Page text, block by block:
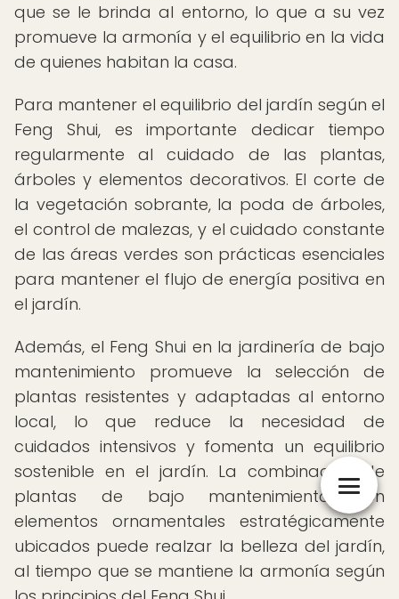
que se le brinda al entorno, lo que a su vez
promueve la armonía y el equilibrio en la vida
de quienes habitan la casa.
Para mantener el equilibrio del jardín según el
Feng Shui, es importante dedicar tiempo
regularmente al cuidado de las plantas,
árboles y elementos decorativos. El corte de
la vegetación sobrante, la poda de árboles,
el control de malezas, y el cuidado constante
de las áreas verdes son prácticas esenciales
para mantener el flujo de energía positiva en
el jardín.
Además, el Feng Shui en la jardinería de bajo
mantenimiento promueve la selección de
plantas resistentes y adaptadas al entorno
local, lo que reduce la necesidad de
cuidados intensivos y fomenta un equilibrio
sostenible en el jardín. La combinación de
plantas de bajo mantenimiento con
elementos ornamentales estratégicamente
ubicados puede realzar la belleza del jardín,
al tiempo que se mantiene la armonía según